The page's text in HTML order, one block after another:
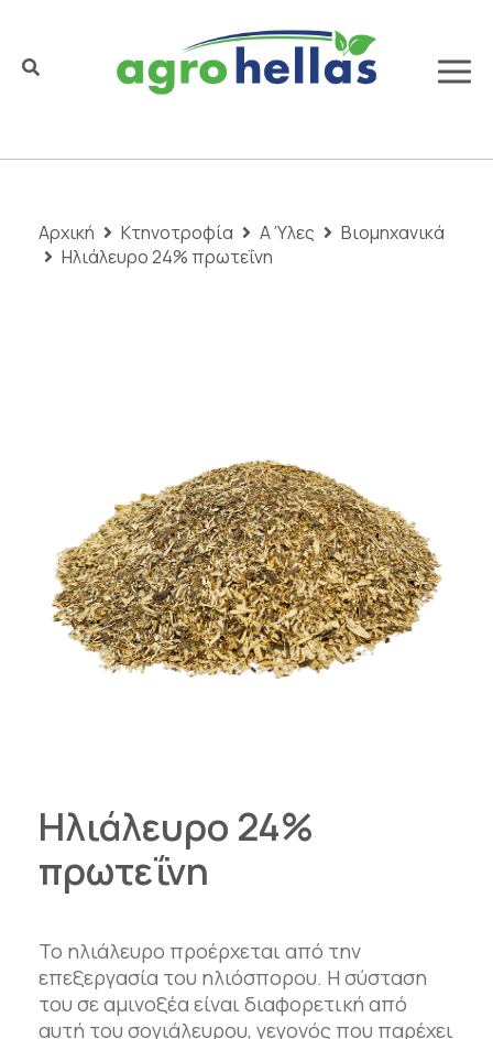
Αρχική Κτηνοτροφία Α Ύλες
Βιομηχανικά
Ηλιάλευρο 24% πρωτεΐνη
Ηλιάλευρο 24%
πρωτεΐνη
Το ηλιάλευρο προέρχεται από την
επεξεργασία του ηλιόσπορου. Η σύσταση
του σε αμινοξέα είναι διαφορετική από
αυτή του σογιάλευρου, γεγονός που παρέχει